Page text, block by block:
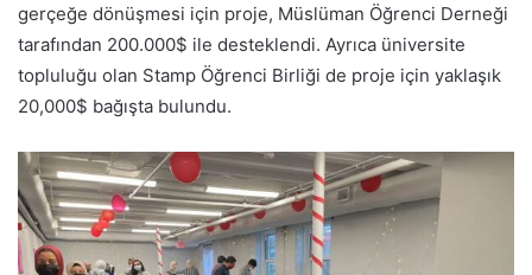
gerçeğe dönüşmesi için proje, Müslüman Öğrenci Derneği
tarafından 200.000$ ile desteklendi. Ayrıca üniversite
topluluğu olan Stamp Öğrenci Birliği de proje için yaklaşık
20,000$ bağışta bulundu.